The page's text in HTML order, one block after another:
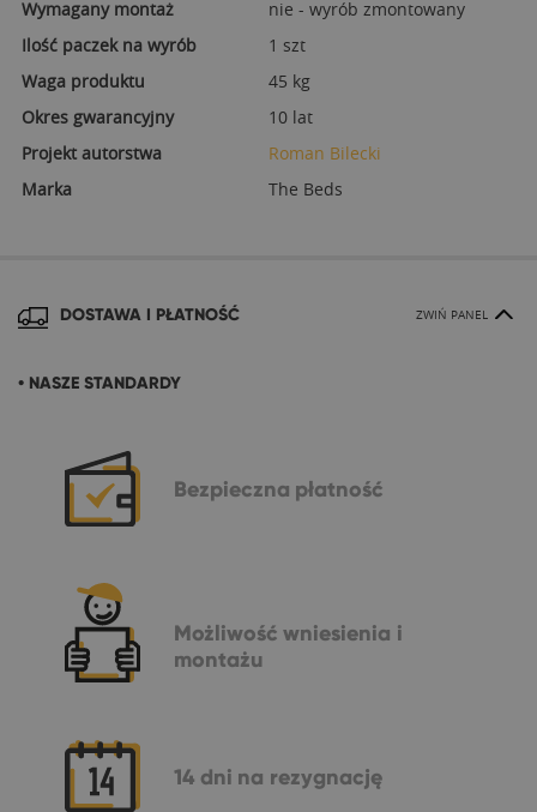
Wymagany montaż
nie - wyrób zmontowany
Ilość paczek na wyrób
1 szt
Waga produktu
45 kg
Okres gwarancyjny
10 lat
Projekt autorstwa
Roman Bilecki
Marka
The Beds
DOSTAWA I PŁATNOŚĆ ZWIŃ PANEL
• NASZE STANDARDY
Bezpieczna płatność
Możliwość wniesienia i
montażu
14 dni na rezygnację